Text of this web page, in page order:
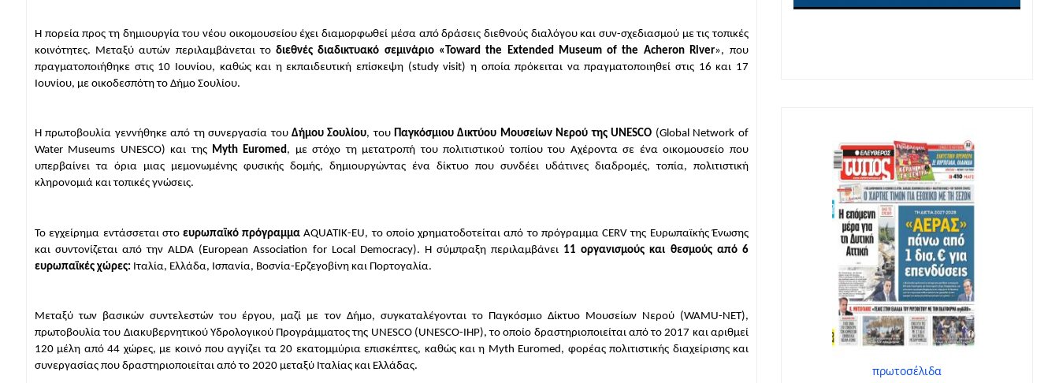
Η πορεία προς τη δημιουργία του νέου οικομουσείου έχει διαμορφωθεί μέσα από δράσεις διεθνούς διαλόγου και συν-σχεδιασμού με τις τοπικές
κοινότητες. Μεταξύ αυτών περιλαμβάνεται το διεθνές διαδικτυακό σεμινάριο «Toward the Extended Museum of the Acheron River», που
πραγματοποιήθηκε στις 10 Ιουνίου, καθώς και η εκπαιδευτική επίσκεψη (study visit) η οποία πρόκειται να πραγματοποιηθεί στις 16 και 17
Ιουνίου, με οικοδεσπότη το Δήμο Σουλίου.
Η πρωτοβουλία γεννήθηκε από τη συνεργασία του Δήμου Σουλίου, του Παγκόσμιου Δικτύου Μουσείων Νερού της UNESCO (Global Network of
Water Museums UNESCO) και της Myth Euromed, με στόχο τη μετατροπή του πολιτιστικού τοπίου του Αχέροντα σε ένα οικομουσείο που
υπερβαίνει τα όρια μιας μεμονωμένης φυσικής δομής, δημιουργώντας ένα δίκτυο που συνδέει υδάτινες διαδρομές, τοπία, πολιτιστική
κληρονομιά και τοπικές γνώσεις.
Το εγχείρημα εντάσσεται στο ευρωπαϊκό πρόγραμμα AQUATIK-EU, το οποίο χρηματοδοτείται από το πρόγραμμα CERV της Ευρωπαϊκής Ένωσης
και συντονίζεται από την ALDA (European Association for Local Democracy). Η σύμπραξη περιλαμβάνει 11 οργανισμούς και θεσμούς από 6
ευρωπαϊκές χώρες: Ιταλία, Ελλάδα, Ισπανία, Βοσνία-Ερζεγοβίνη και Πορτογαλία.
Μεταξύ των βασικών συντελεστών του έργου, μαζί με τον Δήμο, συγκαταλέγονται το Παγκόσμιο Δίκτυο Μουσείων Νερού (WAMU-NET),
πρωτοβουλία του Διακυβερνητικού Υδρολογικού Προγράμματος της UNESCO (UNESCO-IHP), το οποίο δραστηριοποιείται από το 2017 και αριθμεί
120 μέλη από 44 χώρες, με κοινό που αγγίζει τα 20 εκατομμύρια επισκέπτες, καθώς και η Myth Euromed, φορέας πολιτιστικής διαχείρισης και
συνεργασίας που δραστηριοποιείται από το 2020 μεταξύ Ιταλίας και Ελλάδας.
πρωτοσέλιδα